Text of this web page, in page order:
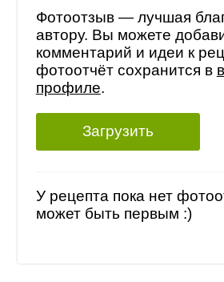
Фотоотзыв — лучшая
автору. Вы можете
комментарий и идеи к
фотоотчёт сохранится в
профиле.
Загрузить
У рецепта пока нет
может быть первым :)